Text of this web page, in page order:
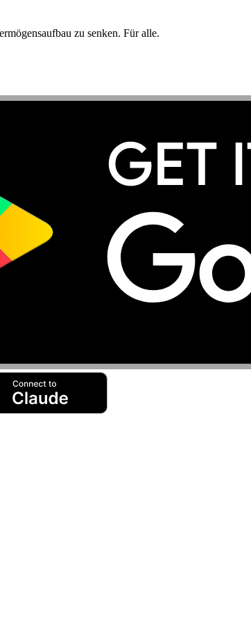
zu senken. Für alle.